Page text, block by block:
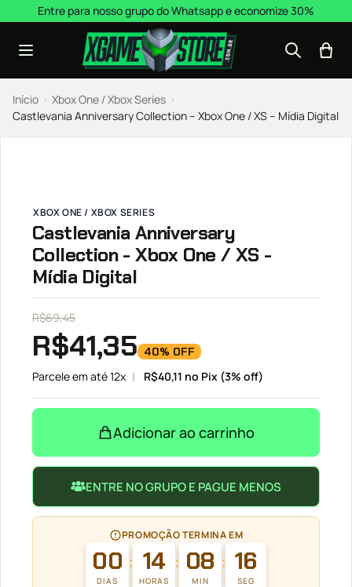
Pular para o conteúdo
Entre para nosso grupo do Whatsapp e economize 30%
Início › Xbox One / Xbox Series ›
Castlevania Anniversary Collection – Xbox One / XS – Mídia Digital
XBOX ONE / XBOX SERIES
Castlevania Anniversary
Collection - Xbox One / XS -
Mídia Digital
R$69,45
R$41,35 40% OFF
Parcele em até 12x R$40,11 no Pix (3% off)
Adicionar ao carrinho
ENTRE NO GRUPO E PAGUE MENOS
PROMOÇÃO TERMINA EM
00
DIAS
: 14
HORAS
: 08
MIN
: 16
SEG